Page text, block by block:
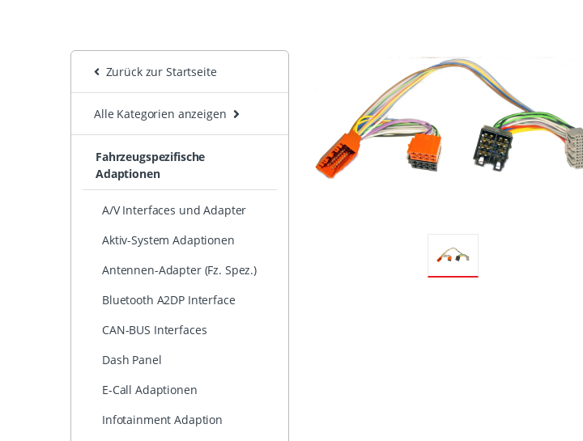
Zurück zur Startseite
Alle Kategorien anzeigen
Fahrzeugspezifische
Adaptionen
A/V Interfaces und Adapter
Aktiv-System Adaptionen
Antennen-Adapter (Fz. Spez.)
Bluetooth A2DP Interface
CAN-BUS Interfaces
Dash Panel
E-Call Adaptionen
Infotainment Adaption